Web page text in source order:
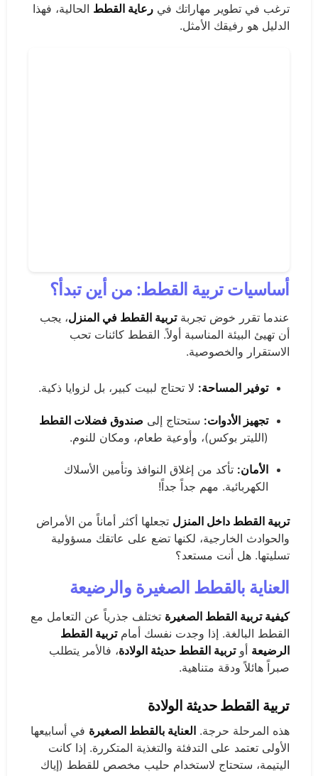
ترغب في تطوير مهاراتك في رعاية القطط الحالية، فهذا
الدليل هو رفيقك الأمثل.
أساسيات تربية القطط: من أين تبدأ؟
عندما تقرر خوض تجربةتربية القطط في المنزل، يجب
أن تهيئ البيئة المناسبة أولاً. القطط كائنات تحب
الاستقرار والخصوصية.
توفير المساحة: لا تحتاج لبيت كبير، بل لزوايا ذكية.
تجهيز الأدوات: ستحتاج إلى صندوق فضلات القطط
(الليتر بوكس)، وأوعية طعام، ومكان للنوم.
الأمان: تأكد من إغلاق النوافذ وتأمين الأسلاك
الكهربائية. مهم جداً جداً!
تربية القطط داخل المنزل تجعلها أكثر أماناً من الأمراض
والحوادث الخارجية، لكنها تضع على عاتقك مسؤولية
تسليتها. هل أنت مستعد؟
العناية بالقطط الصغيرة والرضيعة
كيفية تربية القطط الصغيرة تختلف جذرياً عن التعامل مع
القطط البالغة. إذا وجدت نفسك أمامتربية القطط
الرضيعة أوتربية القطط حديثة الولادة، فالأمر يتطلب
صبراً هائلاً ودقة متناهية.
تربية القطط حديثة الولادة
هذه المرحلة حرجة. العناية بالقطط الصغيرة في أسابيعها
الأولى تعتمد على التدفئة والتغذية المتكررة. إذا كانت
اليتيمة، ستحتاج لاستخدام حليب مخصص للقطط (إياك